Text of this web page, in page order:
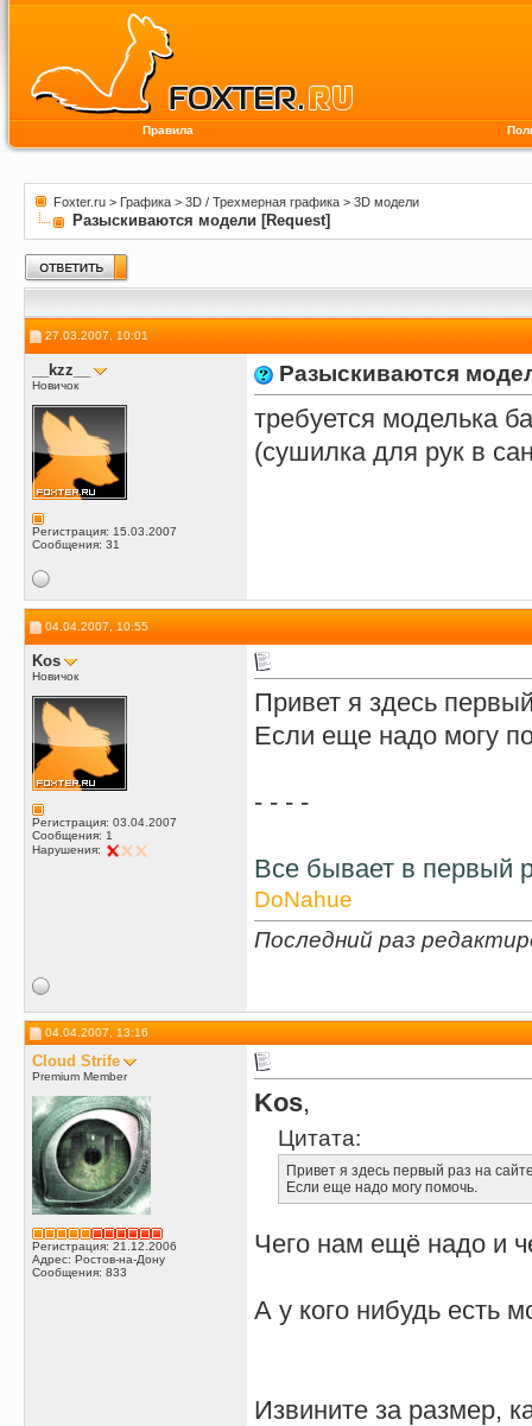
Правила
Foxter.ru > Графика > 3D / Трехмерная графика > 3D модели
Разыскиваются модели [Request]
27.03.2007, 10:01
__kzz__
Новичок
Регистрация: 15.03.2007
Сообщения: 31
Разыскиваются
требуется моделька
(сушилка для рук в
04.04.2007, 10:55
Kos
Новичок
Регистрация: 03.04.2007
Сообщения: 1
Нарушения:
Привет я здесь
Если еще надо могу
- - - -
Все бывает в первый
DoNahue
Последний раз
04.04.2007, 13:16
Cloud Strife
Premium Member
Регистрация: 21.12.2006
Адрес: Ростов-на-Дону
Сообщения: 833
Kos,
Цитата:
Привет я здесь первый раз на
Если еще надо могу помочь.
Чего нам ещё надо и
А у кого нибудь есть
Извините за размер,